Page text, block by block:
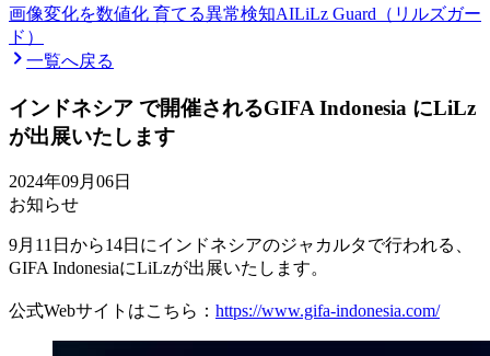
画像変化を数値化 育てる異常検知AILiLz Guard（リルズガー
ド）
一覧へ戻る
インドネシア で開催されるGIFA Indonesia にLiLz
が出展いたします
2024年09月06日
お知らせ
9月11日から14日にインドネシアのジャカルタで行われる、
GIFA IndonesiaにLiLzが出展いたします。
公式Webサイトはこちら： https://www.gifa-indonesia.com/